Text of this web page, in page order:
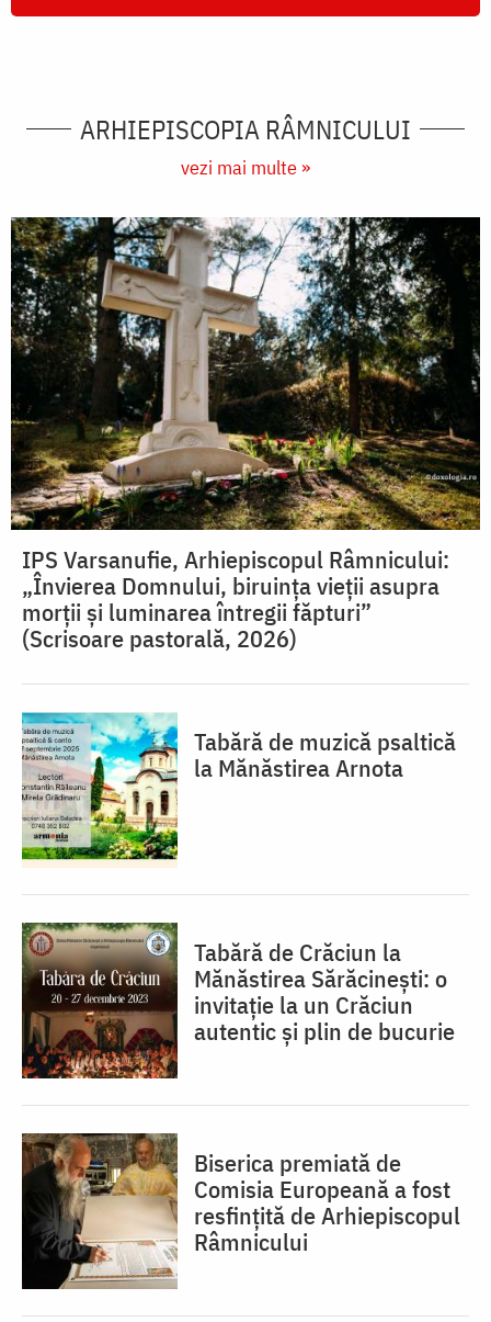
ARHIEPISCOPIA RÂMNICULUI
vezi mai multe »
IPS Varsanufie, Arhiepiscopul Râmnicului:
„Învierea Domnului, biruința vieții asupra
morții și luminarea întregii făpturi”
(Scrisoare pastorală, 2026)
Tabără de muzică psaltică
la Mănăstirea Arnota
Tabără de Crăciun la
Mănăstirea Sărăcinești: o
invitație la un Crăciun
autentic și plin de bucurie
Biserica premiată de
Comisia Europeană a fost
resfinţită de Arhiepiscopul
Râmnicului